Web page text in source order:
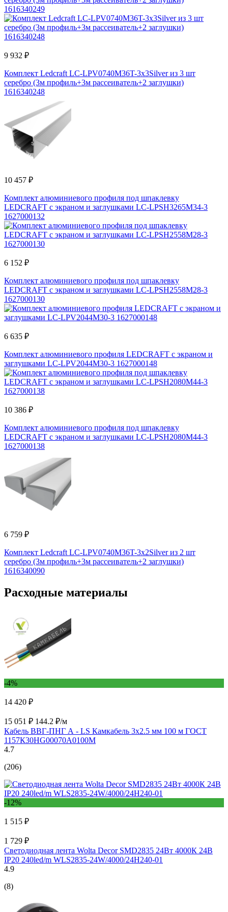
1616340249
9 932 ₽
Комплект Ledcraft LC-LPV0740M36T-3x3Silver из 3 шт
серебро (3м профиль+3м рассеиватель+2 заглушки)
1616340248
10 457 ₽
Комплект алюминиевого профиля под шпаклевку
LEDCRAFT с экраном и заглушками LC-LPSH3265M34-3
1627000132
6 152 ₽
Комплект алюминиевого профиля под шпаклевку
LEDCRAFT с экраном и заглушками LC-LPSH2558M28-3
1627000130
6 635 ₽
Комплект алюминиевого профиля LEDCRAFT с экраном и
заглушками LC-LPV2044M30-3 1627000148
10 386 ₽
Комплект алюминиевого профиля под шпаклевку
LEDCRAFT с экраном и заглушками LC-LPSH2080M44-3
1627000138
6 759 ₽
Комплект Ledcraft LC-LPV0740M36T-3x2Silver из 2 шт
серебро (3м профиль+3м рассеиватель+2 заглушки)
1616340090
Расходные материалы
-4%
14 420 ₽
15 051 ₽ 144.2 ₽/м
Кабель ВВГ-ПНГ А - LS Камкабель 3x2.5 мм 100 м ГОСТ
1157К30HG00070А0100М
4.7
(206)
-12%
1 515 ₽
1 729 ₽
Светодиодная лента Wolta Decor SMD2835 24Вт 4000К 24В
IP20 240led/m WLS2835-24W/4000/24H240-01
4.9
(8)